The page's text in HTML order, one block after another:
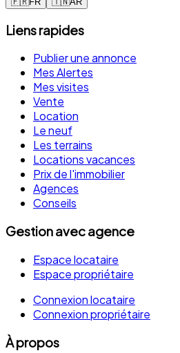
Liens rapides
Publier une annonce
Mes Alertes
Mes visites
Vente
Location
Le neuf
Les terrains
Locations vacances
Prix de l'immobilier
Agences
Conseils
Gestion avec agence
Espace locataire
Espace propriétaire
Connexion locataire
Connexion propriétaire
À propos